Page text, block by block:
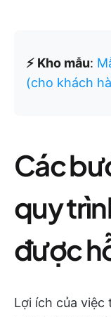
⚡ Kho mẫu:
(cho khách
Các
quy
được
Lợi ích của